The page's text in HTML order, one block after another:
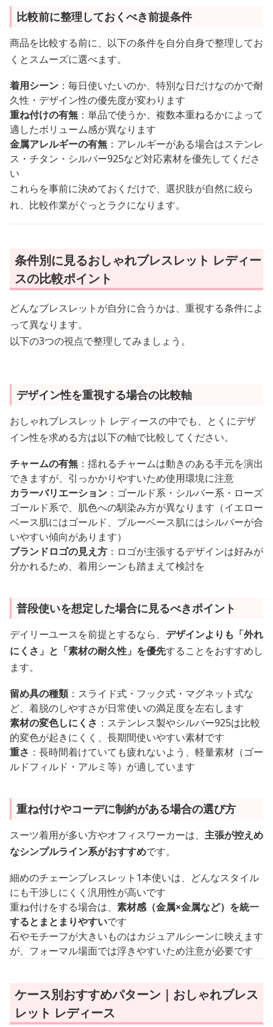
比較前に整理しておくべき前提条件
商品を比較する前に、以下の条件を自分自身で整理してお
くとスムーズに選べます。
着用シーン ：毎日使いたいのか、特別な日だけなのかで耐
久性・デザイン性の優先度が変わります
重ね付けの有無 ：単品で使うか、複数本重ねるかによって
適したボリューム感が異なります
金属アレルギーの有無 ：アレルギーがある場合はステンレ
ス・チタン・シルバー925など対応素材を優先してくださ
い
これらを事前に決めておくだけで、選択肢が自然に絞ら
れ、比較作業がぐっとラクになります。
条件別に見るおしゃれブレスレット レディー
スの比較ポイント
どんなブレスレットが自分に合うかは、重視する条件によ
って異なります。
以下の3つの視点で整理してみましょう。
デザイン性を重視する場合の比較軸
おしゃれブレスレット レディースの中でも、とくにデザ
イン性を求める方は以下の軸で比較してください。
チャームの有無 ：揺れるチャームは動きのある手元を演出
できますが、引っかかりやすいため使用環境に注意
カラーバリエーション ：ゴールド系・シルバー系・ローズ
ゴールド系で、肌色への馴染み方が異なります（イエロー
ベース肌にはゴールド、ブルーベース肌にはシルバーが合
いやすい傾向があります）
ブランドロゴの見え方 ：ロゴが主張するデザインは好みが
分かれるため、着用シーンも踏まえて検討を
普段使いを想定した場合に見るべきポイント
デイリーユースを前提とするなら、 デザインよりも「外れ
にくさ」と「素材の耐久性」を優先することをおすすめし
ます。
留め具の種類：スライド式・フック式・マグネット式な
ど、着脱のしやすさが日常使いの満足度を左右します
素材の変色しにくさ ：ステンレス製やシルバー925は比較
的変色が起きにくく、長期間使いやすい素材です
重さ ：長時間着けていても疲れないよう、軽量素材（ゴー
ルドフィルド・アルミ等）が適しています
重ね付けやコーデに制約がある場合の選び方
スーツ着用が多い方やオフィスワーカーは、 主張が控えめ
なシンプルライン系がおすすめです。
細めのチェーンブレスレット1本使いは、どんなスタイル
にも干渉しにくく汎用性が高いです
重ね付けをする場合は、 素材感（金属×金属など）を統一
するとまとまりやすいです
石やモチーフが大きいものはカジュアルシーンに映えます
が、フォーマル場面では浮きやすいため注意が必要です
ケース別おすすめパターン｜おしゃれブレス
レット レディース